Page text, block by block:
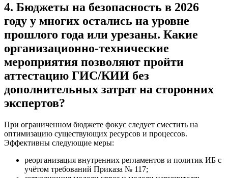
4. Бюджеты на безопасность в 2026
году у многих остались на уровне
прошлого года или урезаны. Какие
организационно-технические
мероприятия позволяют пройти
аттестацию ГИС/КИИ без
дополнительных затрат на сторонних
экспертов?
При ограниченном бюджете фокус следует сместить на
оптимизацию существующих ресурсов и процессов.
Эффективны следующие меры:
реорганизация внутренних регламентов и политик ИБ с
учётом требований Приказа № 117;